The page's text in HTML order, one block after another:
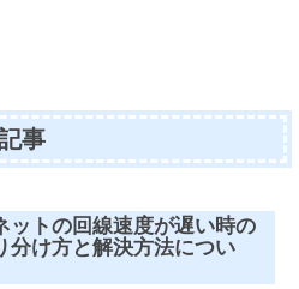
事
ットの回線速度が遅い時の
分け方と解決方法につい